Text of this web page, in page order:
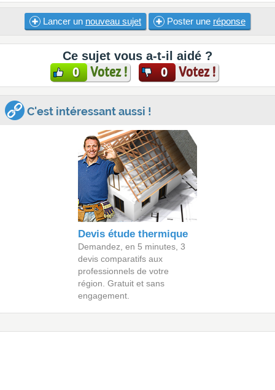
Lancer un nouveau sujet Poster une réponse
Ce sujet vous a-t-il aidé ?
0 Votez ! 0 Votez !
C'est intéressant aussi !
Devis étude thermique
Demandez, en 5 minutes, 3
devis comparatifs aux
professionnels de votre
région. Gratuit et sans
engagement.